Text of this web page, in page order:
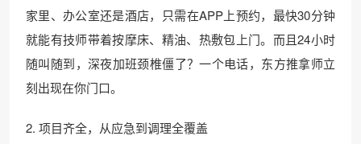
家里、办公室还是酒店，只需在APP上预约，最快30分钟
就能有技师带着按摩床、精油、热敷包上门。而且24小时
随叫随到，深夜加班颈椎僵了？一个电话，东方推拿师立
刻出现在你门口。
2. 项目齐全，从应急到调理全覆盖